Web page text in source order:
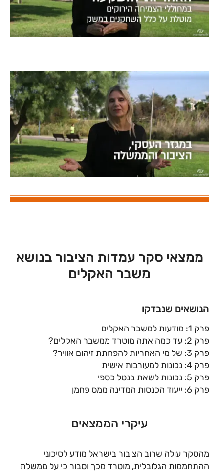
ממצאי סקר עמדות הציבור בנושא
משבר האקלים
הנושאים שנבדקו
פרק 1: מודעות למשבר האקלים
פרק 2: עד כמה אתה מוטרד ממשבר האקלים?
פרק 3: של מי האחריות להפחתת זיהום אוויר?
פרק 4: נכונות למעורבות אישית
פרק 5: נכונות לשאת בנטל כספי
פרק 6: ייעוד הכנסות המדינה ממס פחמן
עיקרי הממצאים
מהסקר עולה שרוב הציבור בישראל מודע לסיכוני
ההתחממות הגלובלית, מוטרד מכך וסבור כי על ממשלת